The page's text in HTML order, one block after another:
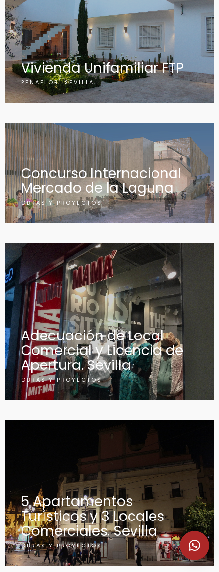
Vivienda Unifamiliar FTP
PEÑAFLOR. SEVILLA
Concurso Internacional
Mercado de la Laguna
OBRAS Y PROYECTOS
Adecuación de Local
Comercial y Licencia de
Apertura. Sevilla
OBRAS Y PROYECTOS
5 Apartamentos
Turísticos y 3 Locales
Comerciales. Sevilla
OBRAS Y PROYECTOS